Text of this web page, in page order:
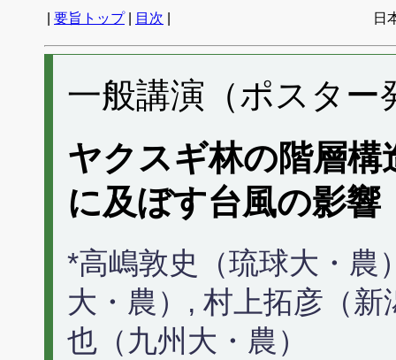
要旨トップ| 目次 日
一般講演（ポスター
ヤクスギ林の階層
に及ぼす台風の影響
*高嶋敦史（琉球大・農
大・農）, 村上拓彦（
也（九州大・農）